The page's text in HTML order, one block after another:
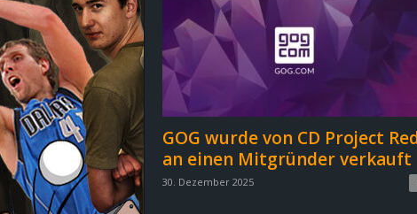
i
n
GOG wurde von CD Project
an einen Mitgründer verkauft
30. Dezember 2025